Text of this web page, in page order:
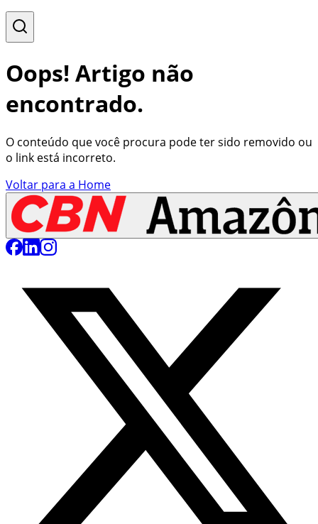
Oops! Artigo não
encontrado.
O conteúdo que você procura pode ter sido removido ou
o link está incorreto.
Voltar para a Home